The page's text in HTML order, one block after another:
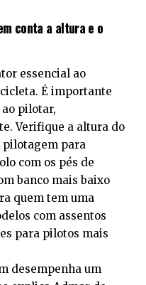
conta a altura e o
essencial ao
É importante
pilotar,
Verifique a altura do
pilotagem para
com os pés de
banco mais baixo
quem tem uma
com assentos
para pilotos mais
desempenha um